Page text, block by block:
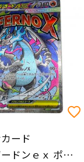
ード
メガリザードンｅｘ ポケモンカード 223/193 MA